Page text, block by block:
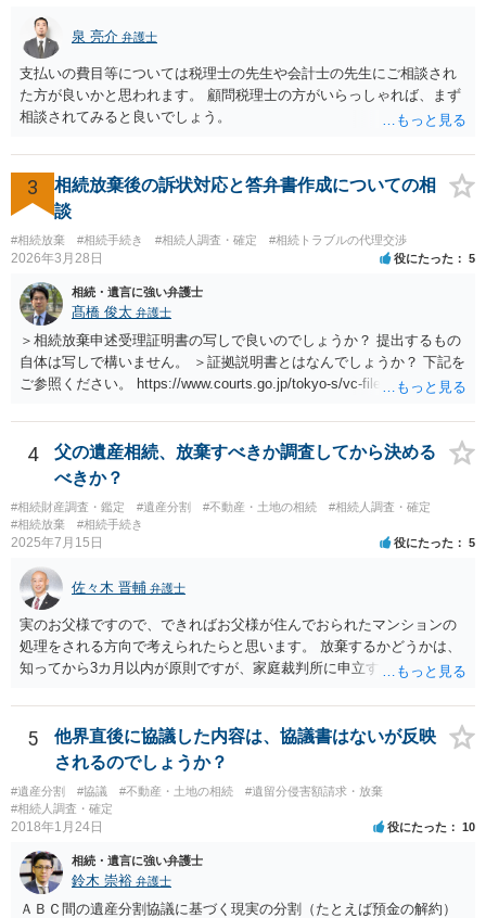
泉 亮介 弁護士
支払いの費目等については税理士の先生や会計士の先生にご相談され
た方が良いかと思われます。 顧問税理士の方がいらっしゃれば、まず
相談されてみると良いでしょう。
3
相続放棄後の訴状対応と答弁書作成についての相
談
#相続放棄 #相続手続き #相続人調査・確定 #相続トラブルの代理交渉
2026年3月28日 役にたった 5
相続・遺言に強い弁護士
髙橋 俊太 弁護士
＞相続放棄申述受理証明書の写しで良いのでしょうか？ 提出するもの
自体は写しで構いません。 ＞証拠説明書とはなんでしょうか？ 下記を
ご参照ください。 https://www.courts.go.jp/tokyo-s/vc-files/tokyo-s/file/
4
父の遺産相続、放棄すべきか調査してから決める
べきか？
#相続財産調査・鑑定 #遺産分割 #不動産・土地の相続
#相続人調査・確定
#相続放棄
#相続手続き
2025年7月15日 役にたった 5
佐々木 晋輔 弁護士
実のお父様ですので、できればお父様が住んでおられたマンションの
処理をされる方向で考えられたらと思います。 放棄するかどうかは、
知ってから3カ月以内が原則ですが、家庭裁判所に申立すれば3カ月の
放棄するかどうか決めることができます。 銀行やサラ金が数年も放置
することはありませんので、数年後に借金が発見される可能性はほぼ
ありません。 なお、私が扱った相続放棄を検討していた案件で、期間
伸長して調査したところ、サラ金に対する過払金など相当な財産が見
つかったため相続したという事例がありました。
5
他界直後に協議した内容は、協議書はないが反映
されるのでしょうか？
#遺産分割 #協議 #不動産・土地の相続
#遺留分侵害額請求・放棄
#相続人調査・確定
2018年1月24日 役にたった 10
相続・遺言に強い弁護士
鈴木 崇裕 弁護士
ＡＢＣ間の遺産分割協議に基づく現実の分割（たとえば預金の解約）